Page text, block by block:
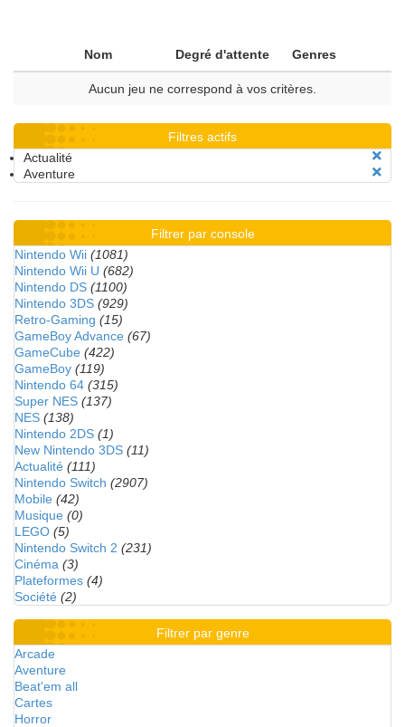
Nom Degré d'attente Genres
Aucun jeu ne correspond à vos critères.
Filtres actifs
Actualité
Aventure
Filtrer par console
Nintendo Wii (1081)
Nintendo Wii U (682)
Nintendo DS (1100)
Nintendo 3DS (929)
Retro-Gaming (15)
GameBoy Advance (67)
GameCube (422)
GameBoy (119)
Nintendo 64 (315)
Super NES (137)
NES (138)
Nintendo 2DS (1)
New Nintendo 3DS (11)
Actualité (111)
Nintendo Switch (2907)
Mobile (42)
Musique (0)
LEGO (5)
Nintendo Switch 2 (231)
Cinéma (3)
Plateformes (4)
Société (2)
Filtrer par genre
Arcade
Aventure
Beat'em all
Cartes
Horror